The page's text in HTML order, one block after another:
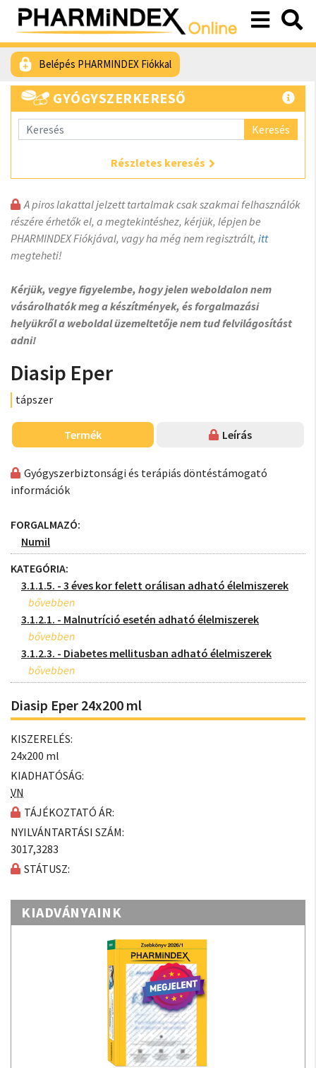
Belépés PHARMINDEX Fiókkal
GYÓGYSZERKERESŐ
Keresés
Részletes keresés
A piros lakattal jelzett tartalmak csak szakmai felhasználók
részére érhetők el, a megtekintéshez, kérjük, lépjen be
PHARMINDEX Fiókjával, vagy ha még nem regisztrált, itt
megteheti!
Kérjük, vegye figyelembe, hogy jelen weboldalon nem
vásárolhatók meg a készítmények, és forgalmazási
helyükről a weboldal üzemeltetője nem tud felvilágosítást
adni!
Diasip Eper
tápszer
Termék Leírás
Gyógyszerbiztonsági és terápiás döntéstámogató
információk
FORGALMAZÓ:
Numil
KATEGÓRIA:
3.1.1.5. - 3 éves kor felett orálisan adható élelmiszerek
3.1.2.1. - Malnutríció esetén adható élelmiszerek
3.1.2.3. - Diabetes mellitusban adható élelmiszerek
Diasip Eper 24x200 ml
KISZERELÉS:
24x200 ml
KIADHATÓSÁG:
VN
TÁJÉKOZTATÓ ÁR:
NYILVÁNTARTÁSI SZÁM:
3017,3283
STÁTUSZ:
KIADVÁNYAINK